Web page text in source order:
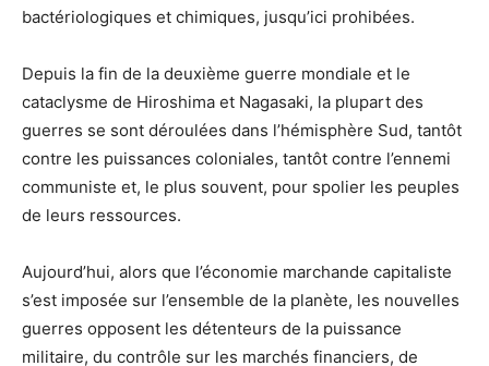
bactériologiques et chimiques, jusqu’ici prohibées.
Depuis la fin de la deuxième guerre mondiale et le
cataclysme de Hiroshima et Nagasaki, la plupart des
guerres se sont déroulées dans l’hémisphère Sud, tantôt
contre les puissances coloniales, tantôt contre l’ennemi
communiste et, le plus souvent, pour spolier les peuples
de leurs ressources.
Aujourd’hui, alors que l’économie marchande capitaliste
s’est imposée sur l’ensemble de la planète, les nouvelles
guerres opposent les détenteurs de la puissance
militaire, du contrôle sur les marchés financiers, de